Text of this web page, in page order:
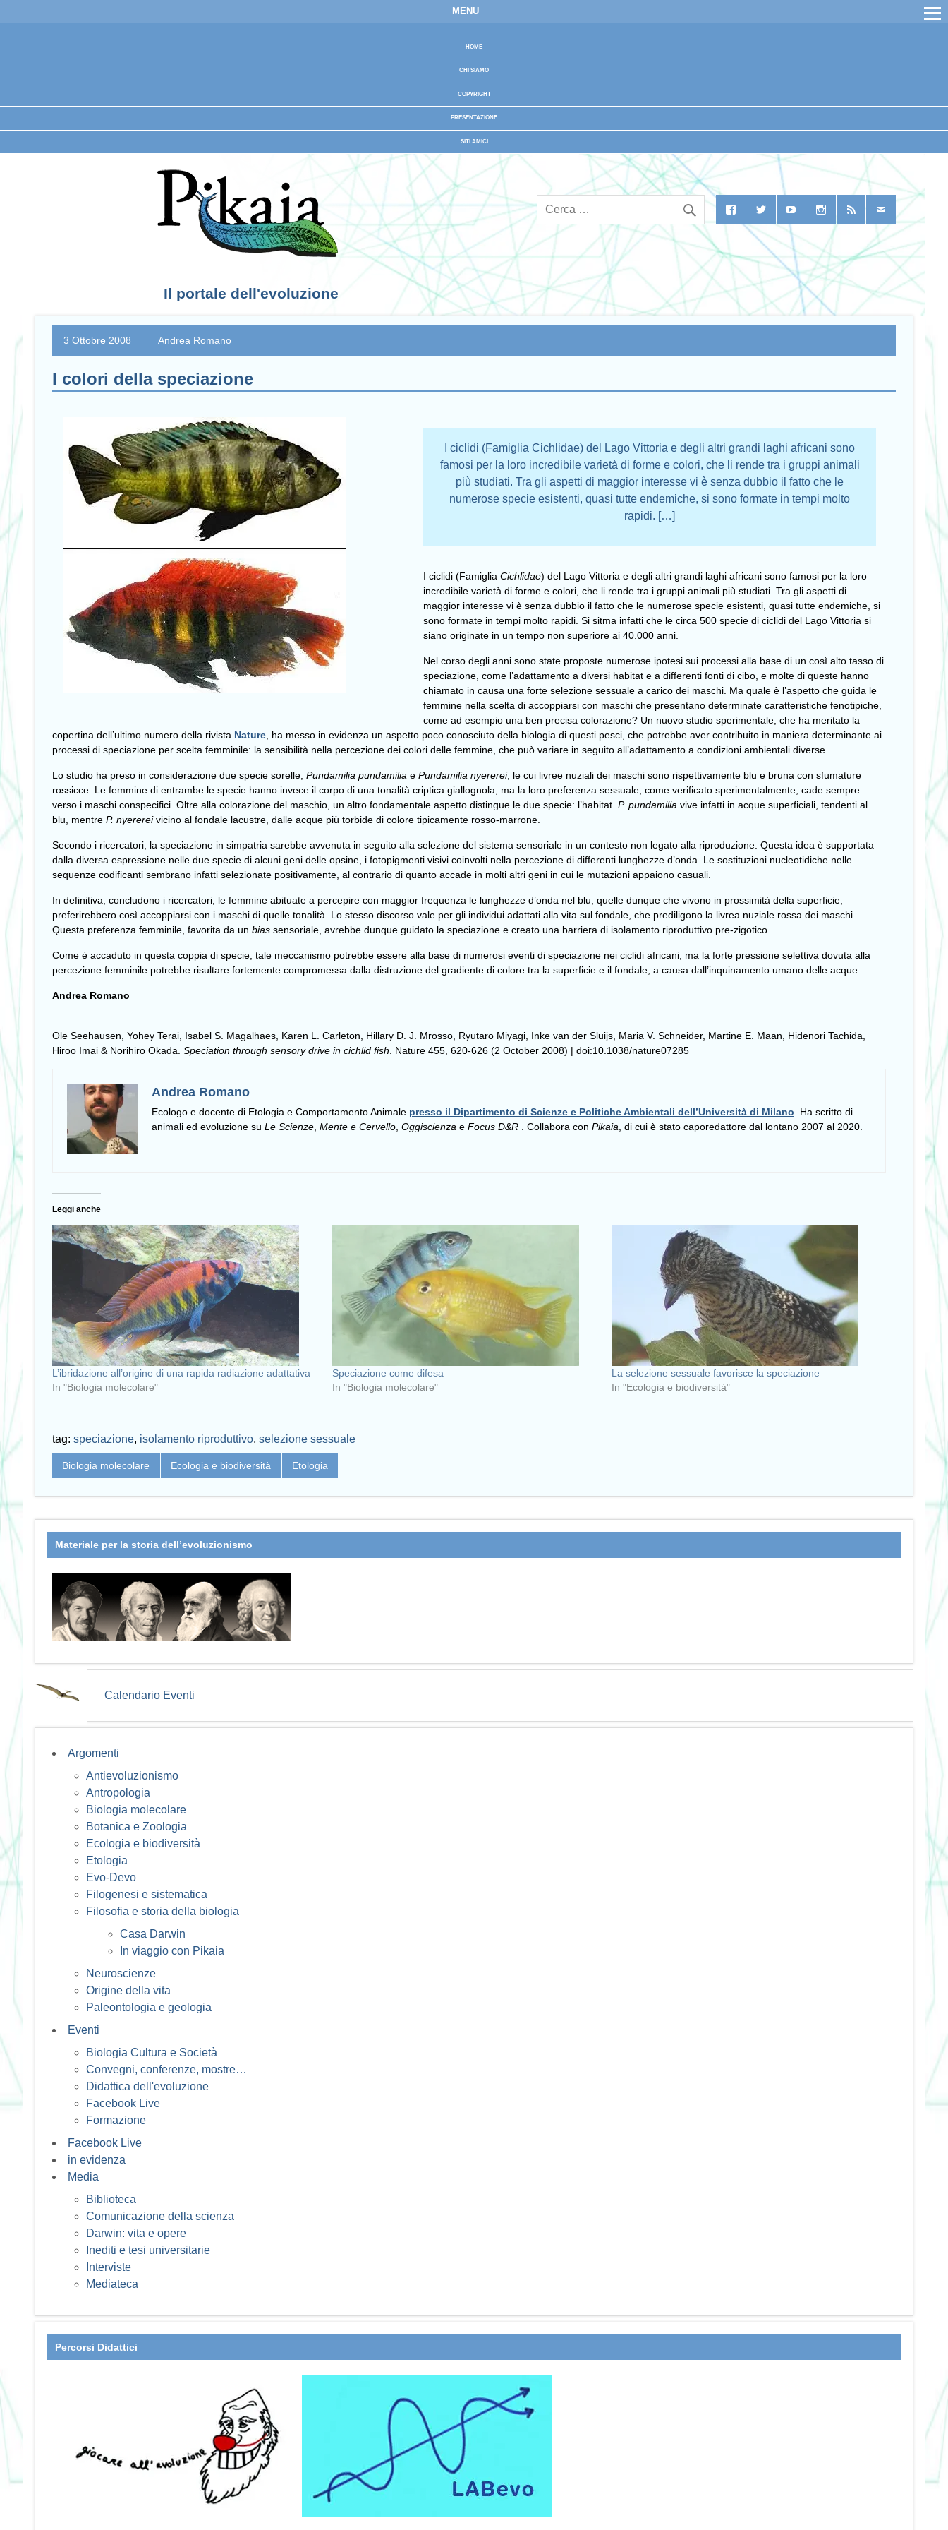
MENU
HOME
CHI SIAMO
COPYRIGHT
PRESENTAZIONE
SITI AMICI
Il portale dell'evoluzione
3 Ottobre 2008 Andrea Romano
I colori della speciazione
I ciclidi (Famiglia Cichlidae) del Lago Vittoria e degli altri grandi laghi africani sono
famosi per la loro incredibile varietà di forme e colori, che li rende tra i gruppi animali
più studiati. Tra gli aspetti di maggior interesse vi è senza dubbio il fatto che le
numerose specie esistenti, quasi tutte endemiche, si sono formate in tempi molto
rapidi. […]
I ciclidi (FamigliaCichlidae) del Lago Vittoria e degli altri grandi laghi africani sono famosi per la loro
incredibile varietà di forme e colori, che li rende tra i gruppi animali più studiati. Tra gli aspetti di
maggior interesse vi è senza dubbio il fatto che le numerose specie esistenti, quasi tutte endemiche, si
sono formate in tempi molto rapidi. Si sitma infatti che le circa 500 specie di ciclidi del Lago Vittoria si
siano originate in un tempo non superiore ai 40.000 anni.
Nel corso degli anni sono state proposte numerose ipotesi sui processi alla base di un così alto tasso di
speciazione, come l’adattamento a diversi habitat e a differenti fonti di cibo, e molte di queste hanno
chiamato in causa una forte selezione sessuale a carico dei maschi. Ma quale è l’aspetto che guida le
femmine nella scelta di accoppiarsi con maschi che presentano determinate caratteristiche fenotipiche,
come ad esempio una ben precisa colorazione? Un nuovo studio sperimentale, che ha meritato la
copertina dell’ultimo numero della rivista Nature , ha messo in evidenza un aspetto poco conosciuto della biologia di questi pesci, che potrebbe aver contribuito in maniera determinante ai
processi di speciazione per scelta femminile: la sensibilità nella percezione dei colori delle femmine, che può variare in seguito all’adattamento a condizioni ambientali diverse.
Lo studio ha preso in considerazione due specie sorelle, Pundamilia pundamilia e Pundamilia nyererei, le cui livree nuziali dei maschi sono rispettivamente blu e bruna con sfumature
rossicce. Le femmine di entrambe le specie hanno invece il corpo di una tonalità criptica giallognola, ma la loro preferenza sessuale, come verificato sperimentalmente, cade sempre
verso i maschi conspecifici. Oltre alla colorazione del maschio, un altro fondamentale aspetto distingue le due specie: l’habitat. P. pundamilia vive infatti in acque superficiali, tendenti al
blu, mentre P. nyerereivicino al fondale lacustre, dalle acque più torbide di colore tipicamente rosso-marrone.
Secondo i ricercatori, la speciazione in simpatria sarebbe avvenuta in seguito alla selezione del sistema sensoriale in un contesto non legato alla riproduzione. Questa idea è supportata
dalla diversa espressione nelle due specie di alcuni geni delle opsine, i fotopigmenti visivi coinvolti nella percezione di differenti lunghezze d’onda. Le sostituzioni nucleotidiche nelle
sequenze codificanti sembrano infatti selezionate positivamente, al contrario di quanto accade in molti altri geni in cui le mutazioni appaiono casuali.
In definitiva, concludono i ricercatori, le femmine abituate a percepire con maggior frequenza le lunghezze d’onda nel blu, quelle dunque che vivono in prossimità della superficie,
preferirebbero così accoppiarsi con i maschi di quelle tonalità. Lo stesso discorso vale per gli individui adattati alla vita sul fondale, che prediligono la livrea nuziale rossa dei maschi.
Questa preferenza femminile, favorita da un bias sensoriale, avrebbe dunque guidato la speciazione e creato una barriera di isolamento riproduttivo pre-zigotico.
Come è accaduto in questa coppia di specie, tale meccanismo potrebbe essere alla base di numerosi eventi di speciazione nei ciclidi africani, ma la forte pressione selettiva dovuta alla
percezione femminile potrebbe risultare fortemente compromessa dalla distruzione del gradiente di colore tra la superficie e il fondale, a causa dall’inquinamento umano delle acque.
Andrea Romano
Ole Seehausen, Yohey Terai, Isabel S. Magalhaes, Karen L. Carleton, Hillary D. J. Mrosso, Ryutaro Miyagi, Inke van der Sluijs, Maria V. Schneider, Martine E. Maan, Hidenori Tachida,
Hiroo Imai & Norihiro Okada. Speciation through sensory drive in cichlid fish . Nature 455, 620-626 (2 October 2008) | doi:10.1038/nature07285
Andrea Romano
Ecologo e docente di Etologia e Comportamento Animale presso il Dipartimento di Scienze e Politiche Ambientali dell’Università di Milano . Ha scritto di
animali ed evoluzione su Le Scienze Mente e Cervello Oggiscienza e Focus D&R . Collabora con Pikaia , di cui è stato caporedattore dal lontano 2007 al 2020.
Leggi anche
L’ibridazione all’origine di una rapida radiazione adattativa
In "Biologia molecolare"
Speciazione come difesa
In "Biologia molecolare"
La selezione sessuale favorisce la speciazione
In "Ecologia e biodiversità"
tag: speciazione, isolamento riproduttivo, selezione sessuale
Biologia molecolare Ecologia e biodiversità Etologia
Materiale per la storia dell’evoluzionismo
Calendario Eventi
Argomenti
Antievoluzionismo
Antropologia
Biologia molecolare
Botanica e Zoologia
Ecologia e biodiversità
Etologia
Evo-Devo
Filogenesi e sistematica
Filosofia e storia della biologia
Casa Darwin
In viaggio con Pikaia
Neuroscienze
Origine della vita
Paleontologia e geologia
Eventi
Biologia Cultura e Società
Convegni, conferenze, mostre…
Didattica dell'evoluzione
Facebook Live
Formazione
Facebook Live
in evidenza
Media
Biblioteca
Comunicazione della scienza
Darwin: vita e opere
Inediti e tesi universitarie
Interviste
Mediateca
Percorsi Didattici